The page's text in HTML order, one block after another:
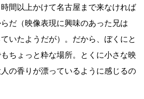
間以上かけて名古屋まで来なければ
だ（映像表現に興味のあった兄は
いたようだが）。だから、ぼくにと
ちょっと粋な場所。とくに小さな映
の香りが漂っているように感じるの